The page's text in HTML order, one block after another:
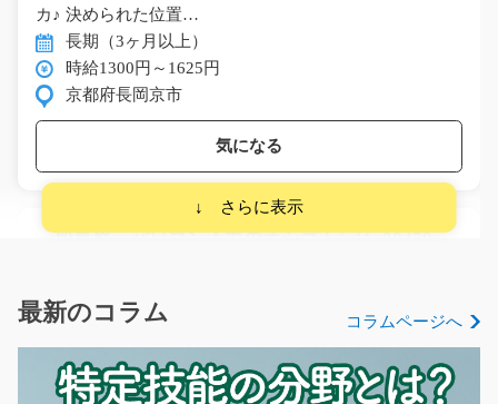
カ♪ 決められた位置…
長期（3ヶ月以上）
時給1300円～1625円
京都府長岡京市
気になる
一般事務 パソコン入力のオシゴト/y11_00459
高時給案件★パソコンの入力作業や電話対応やお客様の
長期（3ヶ月以上）
時給1200円
最新のコラム コラムページへ